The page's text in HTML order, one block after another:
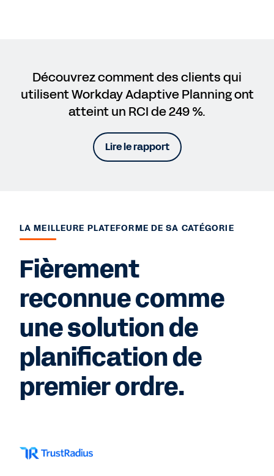
Découvrez comment des clients qui
utilisent Workday Adaptive Planning ont
atteint un RCI de 249 %.
Lire le rapport
LA MEILLEURE PLATEFORME DE SA CATÉGORIE
Fièrement
reconnue comme
une solution de
planification de
premier ordre.